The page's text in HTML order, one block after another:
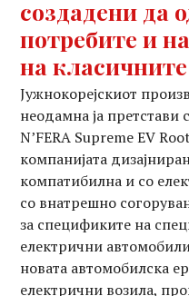
создадени да
потребите и
на
Јужнокорејскиот
неодамна ја претстави
N’FERA Supreme EV
компанијата
компатибилна и со
со внатрешно
за спецификите на
електрични
новата автомобилска
електрични возила,